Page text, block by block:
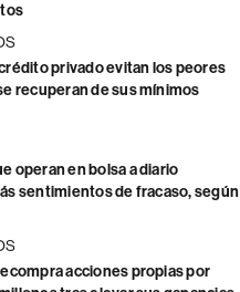
privado evitan los peores
recuperan de sus mínimos
operan en bolsa a diario
sentimientos de fracaso, según
acciones propias por